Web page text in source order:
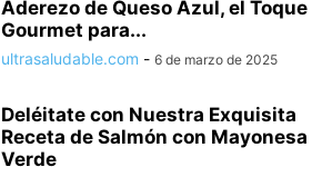
Aderezo de Queso Azul, el Toque
Gourmet para...
ultrasaludable.com - 6 de marzo de 2025
Deléitate con Nuestra Exquisita
Receta de Salmón con Mayonesa
Verde